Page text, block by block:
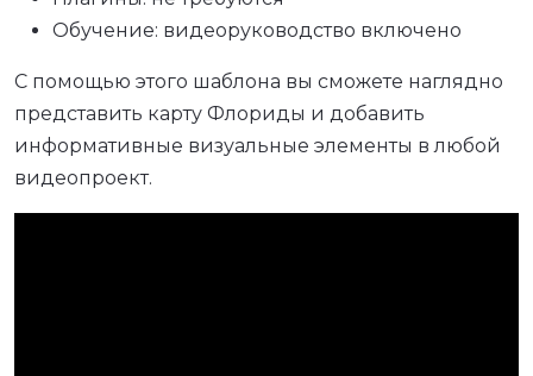
Обучение: видеоруководство включено
С помощью этого шаблона вы сможете наглядно
представить карту Флориды и добавить
информативные визуальные элементы в любой
видеопроект.